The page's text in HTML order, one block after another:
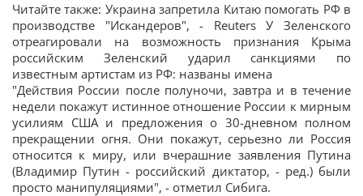
Читайте также: Украина запретила Китаю помогать РФ в
производстве "Искандеров", - Reuters У Зеленского
отреагировали на возможность признания Крыма
российским Зеленский ударил санкциями по
известным артистам из РФ: названы имена
"Действия России после полуночи, завтра и в течение
недели покажут истинное отношение России к мирным
усилиям США и предложения о 30-дневном полном
прекращении огня. Они покажут, серьезно ли Россия
относится к миру, или вчерашние заявления Путина
(Владимир Путин - российский диктатор, - ред.) были
просто манипуляциями", - отметил Сибига.